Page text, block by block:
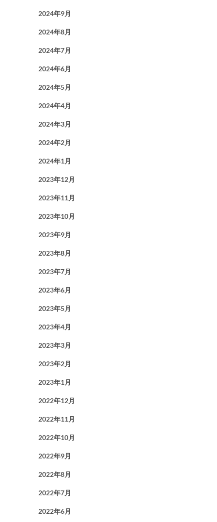
2024年9月
2024年8月
2024年7月
2024年6月
2024年5月
2024年4月
2024年3月
2024年2月
2024年1月
2023年12月
2023年11月
2023年10月
2023年9月
2023年8月
2023年7月
2023年6月
2023年5月
2023年4月
2023年3月
2023年2月
2023年1月
2022年12月
2022年11月
2022年10月
2022年9月
2022年8月
2022年7月
2022年6月